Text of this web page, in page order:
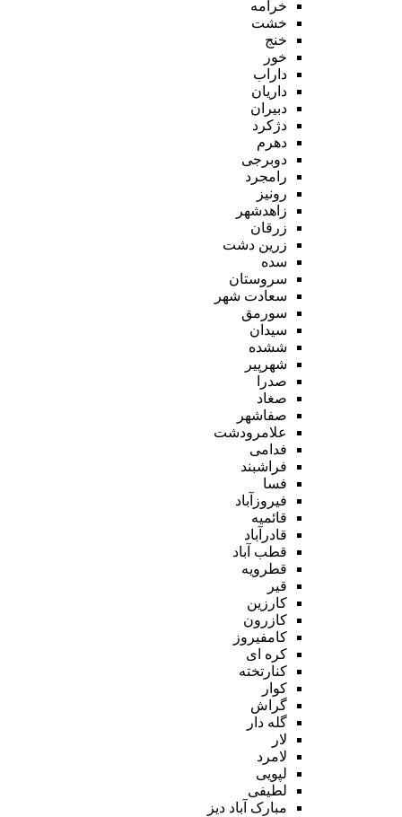
خرامه
خشت
خنج
خور
داراب
داریان
دبیران
دژکرد
دهرم
دوبرجی
رامجرد
رونیز
زاهدشهر
زرقان
زرین دشت
سده
سروستان
سعادت شهر
سورمق
سیدان
ششده
شهرپیر
صدرا
صغاد
صفاشهر
علامرودشت
فدامی
فراشبند
فسا
فیروزآباد
قائمیه
قادرآباد
قطب آباد
قطرویه
قیر
کارزین
کازرون
کامفیروز
کره ای
کنارتخته
کوار
گراش
گله دار
لار
لامرد
لپویی
لطیفی
مبارک آباد دیز